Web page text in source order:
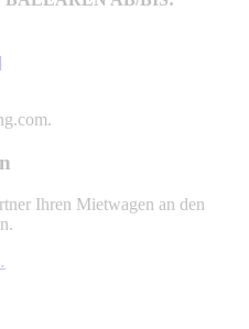
Ihren Mietwagen an den